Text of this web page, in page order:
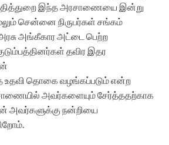
இந்த அரசாணையை இன்று
சென்னை நிருபர்கள் சங்கம்
அங்கீகார அட்டை பெற்ற
தவிர இதர
உதவி தொகை வழங்கப்படும் என்ற
அவர்களையும் சேர்த்ததற்காக
அவர்களுக்கு நன்றியை